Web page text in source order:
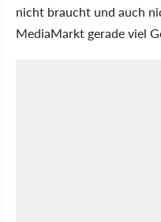
nicht braucht und auch
MediaMarkt gerade viel